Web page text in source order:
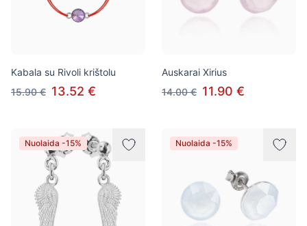
Kabala su Rivoli krištolu
15.90 € 13.52 €
Auskarai Xirius
14.00 € 11.90 €
Nuolaida -15% Nuolaida -15%